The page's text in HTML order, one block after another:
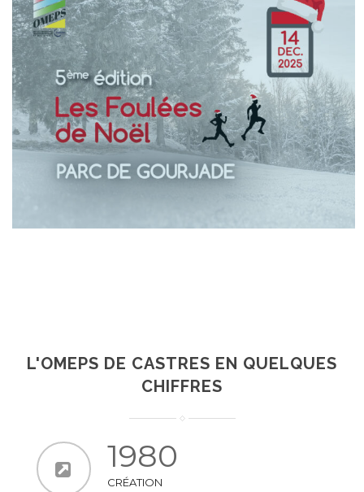
En Savoir +
L'OMEPS DE CASTRES EN QUELQUES
CHIFFRES
1980
CRÉATION